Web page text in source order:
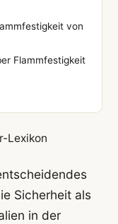
von
Flammfestigkeit
Lexikon
Sicherheit als
in der